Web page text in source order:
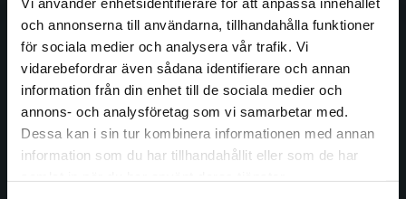
och annonserna till användarna, tillhandahålla funktioner
för sociala medier och analysera vår trafik. Vi
vidarebefordrar även sådana identifierare och annan
information från din enhet till de sociala medier och
annons- och analysföretag som vi samarbetar med.
Dessa kan i sin tur kombinera informationen med annan
information som du har tillhandahållit eller som de har
Begränsad fraktregion
Det verkar som att du besöker
studentlitteratur.se via en enhet utanför Sverige.
Kontakta oss
Kontakta oss
046-31 20 00
Postadress:
Box 141
221 00 Lund